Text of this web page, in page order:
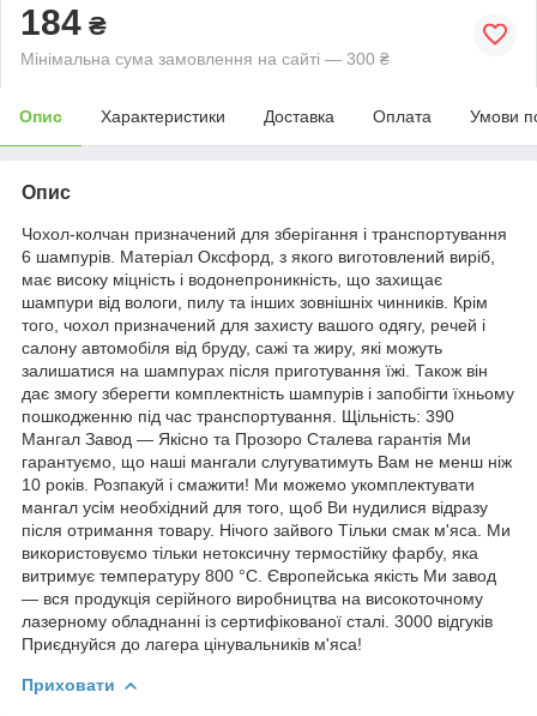
184 ₴
Мінімальна сума замовлення на сайті — 300 ₴
Опис Характеристики Доставка Оплата Умови
Опис
Чохол-колчан призначений для зберігання і транспортування
6 шампурів. Матеріал Оксфорд, з якого виготовлений виріб,
має високу міцність і водонепроникність, що захищає
шампури від вологи, пилу та інших зовнішніх чинників. Крім
того, чохол призначений для захисту вашого одягу, речей і
салону автомобіля від бруду, сажі та жиру, які можуть
залишатися на шампурах після приготування їжі. Також він
дає змогу зберегти комплектність шампурів і запобігти їхньому
пошкодженню під час транспортування. Щільність: 390
Мангал Завод — Якісно та Прозоро Сталева гарантія Ми
гарантуємо, що наші мангали слугуватимуть Вам не менш ніж
10 років. Розпакуй і смажити! Ми можемо укомплектувати
мангал усім необхідний для того, щоб Ви нудилися відразу
після отримання товару. Нічого зайвого Тільки смак м'яса. Ми
використовуємо тільки нетоксичну термостійку фарбу, яка
витримує температуру 800 °C. Європейська якість Ми завод
— вся продукція серійного виробництва на високоточному
лазерному обладнанні із сертифікованої сталі. 3000 відгуків
Приєднуйся до лагера цінувальників м'яса!
Приховати